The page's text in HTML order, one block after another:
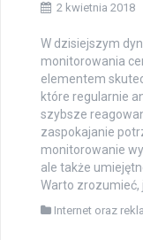
2 kwietnia 2018
W dzisiejszym
monitorowania
elementem
które regularnie
szybsze
zaspokajanie
monitorowanie
ale także
Warto zrozumieć,
Internet oraz